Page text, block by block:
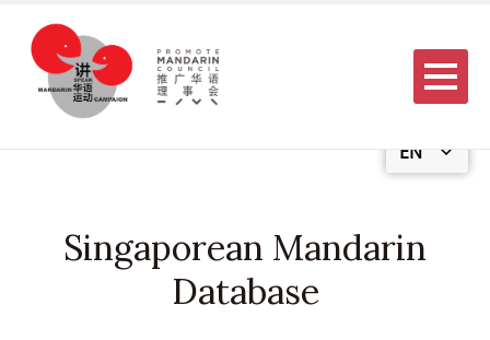
EN
Menu
Singaporean Mandarin
Database